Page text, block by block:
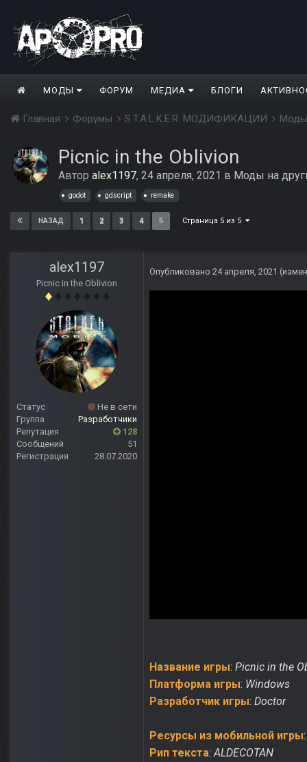
МОДЫ ФОРУМ МЕДИА БЛОГИ
Главная Форумы S.T.A.L.K.E.R. МОДИФИКАЦИИ Моды
Picnic in the Oblivion
Автор alex1197, 24 апреля, 2021 в Моды на
godot gdscript remake
НАЗАД 1 2 3 4 5 Страница 5 из 5
alex1197
Picnic in the Oblivion
Статус
Не в сети
Группа
Разработчики
Репутация
128
Сообщений
51
Регистрация
28.07.2020
Опубликовано 24 апреля, 2021
Название игры: Picnic in the
Платформа игры: Windows
Разработчик игры: Doctor
Реcурсы из мобильной игры
Рип текста:ALDECOTAN